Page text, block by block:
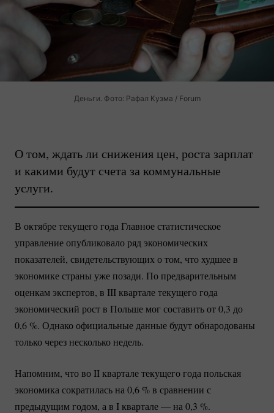
Деньги. Фото: Рафал Кузма / Forum
О том, ждать ли снижения цен, роста зарплат
и какими будут счета за коммунальные
услуги.
В октябре текущего года Главное статистическое
управление опубликовало ряд экономических
показателей, свидетельствующих о том, что худшее в
экономике страны уже позади. По предварительным
оценкам экспертов, в III квартале текущего года
экономический рост в Польше мог составить от 0,3 до
0,6 %. Однако официальные данные будут обнародованы
только через несколько недель.
Напомним, что во II квартале текущего года польская
экономика сократилась на 0,6 %в сравнении с
предыдущим годом, а в I квартале — на 0,3 %.